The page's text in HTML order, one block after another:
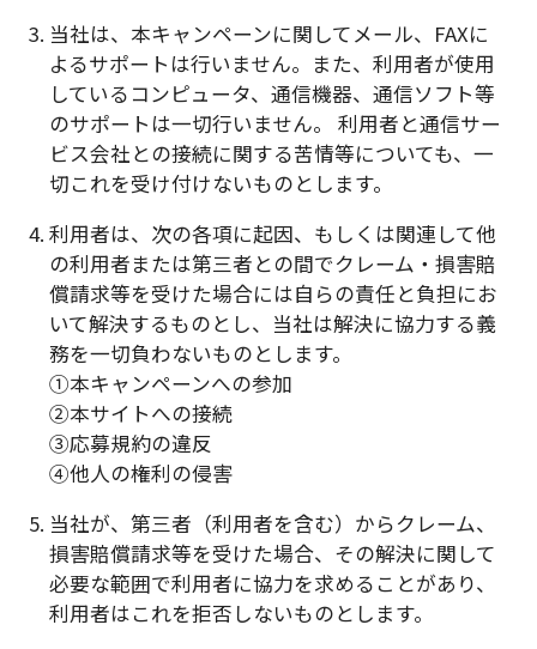
3. 当社は、本キャンペーンに関してメール、FAXに
よるサポートは行いません。また、利用者が使用
しているコンピュータ、通信機器、通信ソフト等
のサポートは一切行いません。 利用者と通信サー
ビス会社との接続に関する苦情等についても、一
切これを受け付けないものとします。
4. 利用者は、次の各項に起因、もしくは関連して他
の利用者または第三者との間でクレーム・損害賠
償請求等を受けた場合には自らの責任と負担にお
いて解決するものとし、当社は解決に協力する義
務を一切負わないものとします。
①本キャンペーンへの参加
②本サイトへの接続
③応募規約の違反
④他人の権利の侵害
5. 当社が、第三者（利用者を含む）からクレーム、
損害賠償請求等を受けた場合、その解決に関して
必要な範囲で利用者に協力を求めることがあり、
利用者はこれを拒否しないものとします。